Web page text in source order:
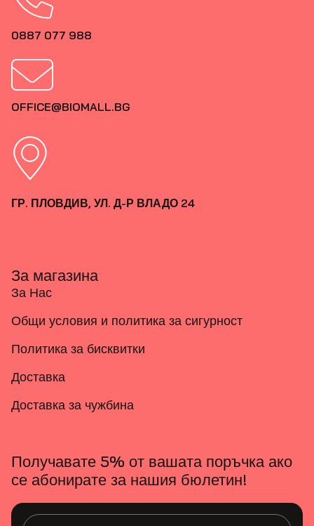
0887 077 988
OFFICE@BIOMALL.BG
ГР. ПЛОВДИВ, УЛ. Д-Р ВЛАДО 24
За магазина
За Нас
Общи условия и политика за сигурност
Политика за бисквитки
Доставка
Доставка за чужбина
Получавате 5% от вашата поръчка ако
се абонирате за нашия бюлетин!